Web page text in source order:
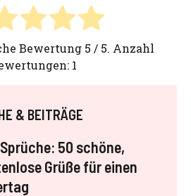
Bewertung 5 / 5. Anzahl
1
& BEITRÄGE
50 schöne,
Grüße für einen